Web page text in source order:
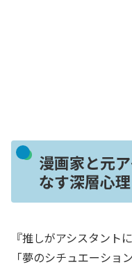
漫画家と元
なす深層心理
『推しがアシスタント
「夢のシチュエーショ